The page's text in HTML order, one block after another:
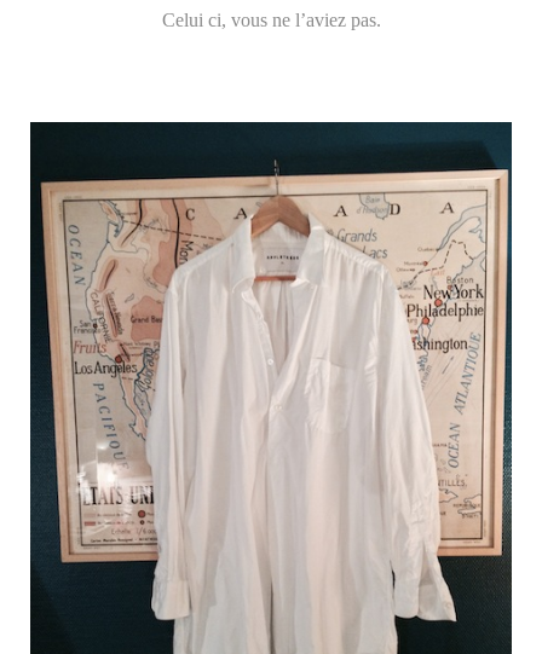
Celui ci, vous ne l’aviez pas.